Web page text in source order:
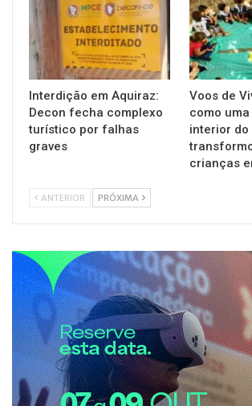
Interdição em Aquiraz:
Decon fecha complexo
turístico por falhas
graves
Voos de
como
interior do
crianças
ANTERIOR PRÓXIMA